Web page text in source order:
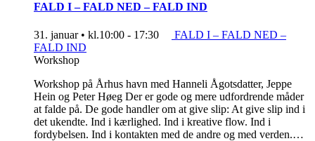
FALD I – FALD NED – FALD IND
31. januar • kl.10:00 - 17:30
FALD I – FALD NED –
FALD IND
Workshop
Workshop på Århus havn med Hanneli Ågotsdatter, Jeppe
Hein og Peter Høeg Der er gode og mere udfordrende måder
at falde på. De gode handler om at give slip: At give slip ind i
det ukendte. Ind i kærlighed. Ind i kreative flow. Ind i
fordybelsen. Ind i kontakten med de andre og med verden.…